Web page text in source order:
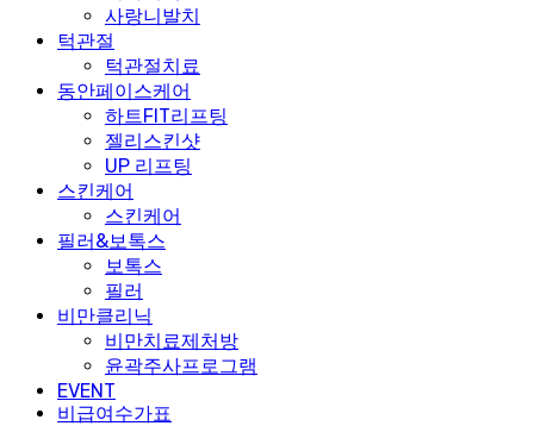
사랑니발치
턱관절
턱관절치료
동안페이스케어
하트FIT리프팅
젤리스킨샷
UP 리프팅
스킨케어
스킨케어
필러&보톡스
보톡스
필러
비만클리닉
비만치료제처방
윤곽주사프로그램
EVENT
비급여수가표